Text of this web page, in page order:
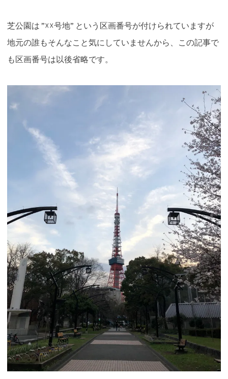
芝公園は ”☓☓号地” という区画番号が付けられていますが
地元の誰もそんなこと気にしていませんから、この記事で
も区画番号は以後省略です。